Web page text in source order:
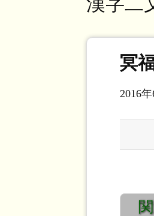
冥
2016